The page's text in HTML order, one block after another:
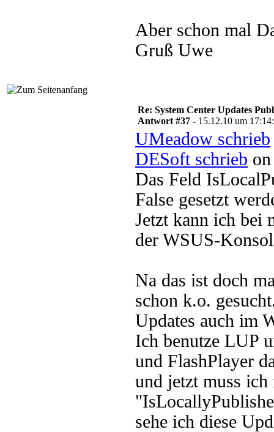
Aber schon mal
Gruß Uwe
Re: System Center Updates
Antwort #37 - 15.12.10 um
UMeadow schrieb
DESoft schrieb
Das Feld
False gesetzt
Jetzt kann ich bei
der WSUS-
Na das ist doch
schon k.o.
Updates auch im
Ich benutze LUP
und FlashPlayer
und jetzt muss
sehe ich diese